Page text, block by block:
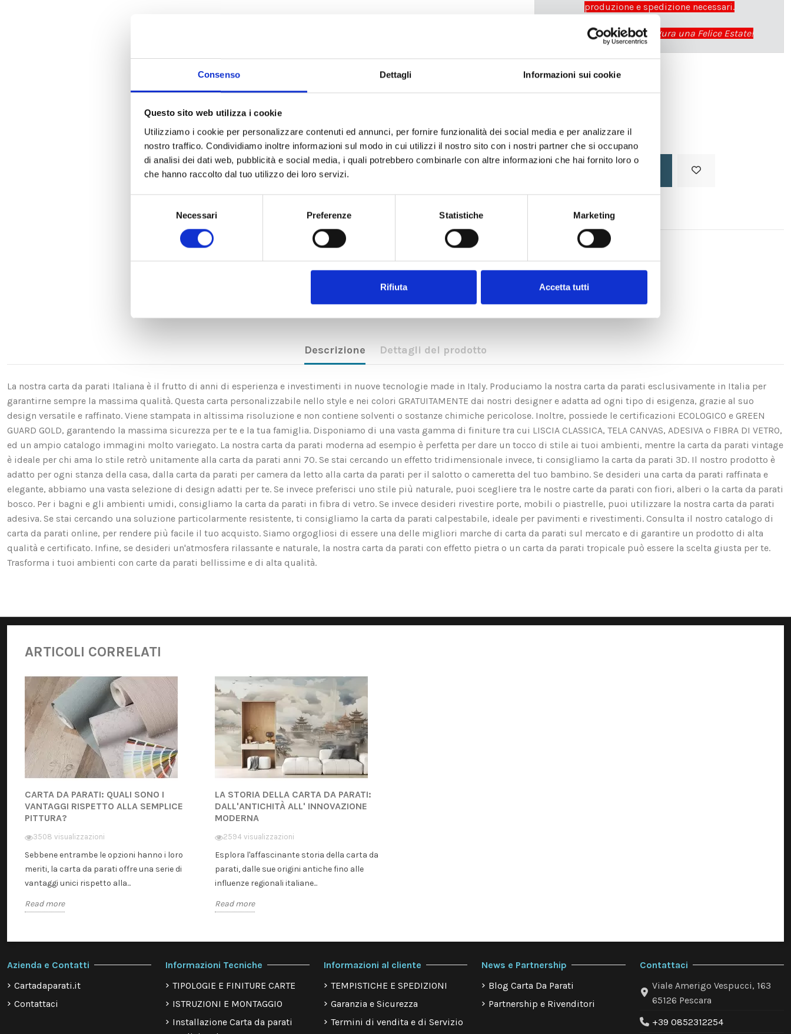
Consenso Dettagli Informazioni sui cookie
Questo sito web utilizza i cookie
Utilizziamo i cookie per personalizzare contenuti ed annunci, per fornire funzionalità dei social media e per analizzare il
nostro traffico. Condividiamo inoltre informazioni sul modo in cui utilizzi il nostro sito con i nostri partner che si occupano
di analisi dei dati web, pubblicità e social media, i quali potrebbero combinarle con altre informazioni che hai fornito loro o
che hanno raccolto dal tuo utilizzo dei loro servizi.
Necessari Preferenze Statistiche Marketing
Rifiuta Accetta tutti
produzione e spedizione necessari.
cartadaparati.it vi augura una Felice Estate!
Descrizione Dettagli del prodotto
La nostra carta da parati Italiana è il frutto di anni di esperienza e investimenti in nuove tecnologie made in Italy. Produciamo la nostra carta da parati esclusivamente in Italia per
garantirne sempre la massima qualità. Questa carta personalizzabile nello style e nei colori GRATUITAMENTE dai nostri designer e adatta ad ogni tipo di esigenza, grazie al suo
design versatile e raffinato. Viene stampata in altissima risoluzione e non contiene solventi o sostanze chimiche pericolose. Inoltre, possiede le certificazioni ECOLOGICO e GREEN
GUARD GOLD, garantendo la massima sicurezza per te e la tua famiglia. Disponiamo di una vasta gamma di finiture tra cui LISCIA CLASSICA, TELA CANVAS, ADESIVA o FIBRA DI VETRO,
ed un ampio catalogo immagini molto variegato. La nostra carta da parati moderna ad esempio è perfetta per dare un tocco di stile ai tuoi ambienti, mentre la carta da parati vintage
è ideale per chi ama lo stile retrò unitamente alla carta da parati anni 70. Se stai cercando un effetto tridimensionale invece, ti consigliamo la carta da parati 3D. Il nostro prodotto è
adatto per ogni stanza della casa, dalla carta da parati per camera da letto alla carta da parati per il salotto o cameretta del tuo bambino. Se desideri una carta da parati raffinata e
elegante, abbiamo una vasta selezione di design adatti per te. Se invece preferisci uno stile più naturale, puoi scegliere tra le nostre carte da parati con fiori, alberi o la carta da parati
bosco. Per i bagni e gli ambienti umidi, consigliamo la carta da parati in fibra di vetro. Se invece desideri rivestire porte, mobili o piastrelle, puoi utilizzare la nostra carta da parati
adesiva. Se stai cercando una soluzione particolarmente resistente, ti consigliamo la carta da parati calpestabile, ideale per pavimenti e rivestimenti. Consulta il nostro catalogo di
carta da parati online, per rendere più facile il tuo acquisto. Siamo orgogliosi di essere una delle migliori marche di carta da parati sul mercato e di garantire un prodotto di alta
qualità e certificato. Infine, se desideri un'atmosfera rilassante e naturale, la nostra carta da parati con effetto pietra o un carta da parati tropicale può essere la scelta giusta per te.
Trasforma i tuoi ambienti con carte da parati bellissime e di alta qualità.
ARTICOLI CORRELATI
CARTA DA PARATI: QUALI SONO I
VANTAGGI RISPETTO ALLA SEMPLICE
PITTURA?
3508 visualizzazioni
Sebbene entrambe le opzioni hanno i loro
meriti, la carta da parati offre una serie di
vantaggi unici rispetto alla...
Read more
LA STORIA DELLA CARTA DA PARATI:
DALL'ANTICHITÀ ALL' INNOVAZIONE
MODERNA
2594 visualizzazioni
Esplora l'affascinante storia della carta da
parati, dalle sue origini antiche fino alle
influenze regionali italiane...
Read more
Azienda e Contatti
Cartadaparati.it
Contattaci
Informazioni Tecniche
TIPOLOGIE E FINITURE CARTE
ISTRUZIONI E MONTAGGIO
Installazione Carta da parati
Informazioni al cliente
TEMPISTICHE E SPEDIZIONI
Garanzia e Sicurezza
Termini di vendita e di Servizio
News e Partnership
Blog Carta Da Parati
Partnership e Rivenditori
Contattaci
Viale Amerigo Vespucci, 163
65126 Pescara
+39 0852312254